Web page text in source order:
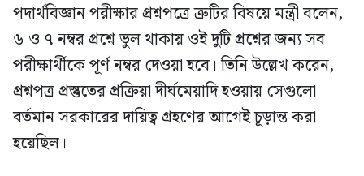
পদার্থবিজ্ঞান পরীক্ষার প্রশ্নপত্রে ত্রুটির বিষয়ে মন্ত্রী বলেন,
৬ ও ৭ নম্বর প্রশ্নে ভুল থাকায় ওই দুটি প্রশ্নের জন্য সব
পরীক্ষার্থীকে পূর্ণ নম্বর দেওয়া হবে। তিনি উল্লেখ করেন,
প্রশ্নপত্র প্রস্তুতের প্রক্রিয়া দীর্ঘমেয়াদি হওয়ায় সেগুলো
বর্তমান সরকারের দায়িত্ব গ্রহণের আগেই চূড়ান্ত করা
হয়েছিল।